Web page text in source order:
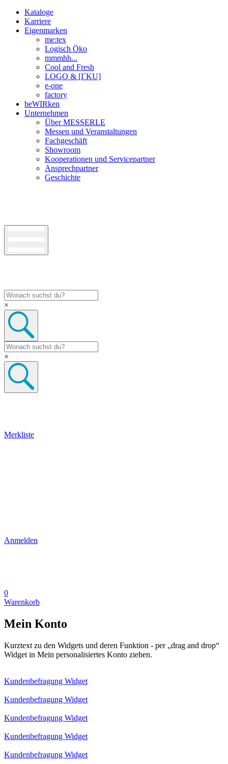
Kataloge
Karriere
Eigenmarken
me:tex
Logisch Öko
mmmhh...
Cool and Fresh
LOGO & [I´KU]
e-one
factory
beWIRken
Unternehmen
Über MESSERLE
Messen und Veranstaltungen
Fachgeschäft
Showroom
Kooperationen und Servicepartner
Ansprechpartner
Geschichte
×
×
Merkliste
Anmelden
0
Warenkorb
Mein Konto
Kurztext zu den Widgets und deren Funktion - per „drag and drop“
Widget in Mein personalisiertes Konto ziehen.
Kundenbefragung Widget
Kundenbefragung Widget
Kundenbefragung Widget
Kundenbefragung Widget
Kundenbefragung Widget